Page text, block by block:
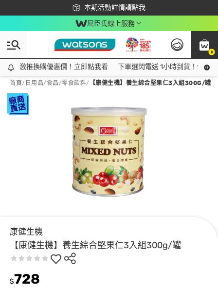
本期活動詳情請點我
下載app最高回饋$350
屈臣氏線上服務
0
激推換購優惠價！立即點我看
激推換購優惠價！立即點我看 下單選閃電送 1小時到貨！領神
首頁/ 日用品/食品/零食飲料/ 【康健生機】養生綜合堅果仁3入組300G/罐
康健生機
【康健生機】養生綜合堅果仁3入組300g/罐
$728